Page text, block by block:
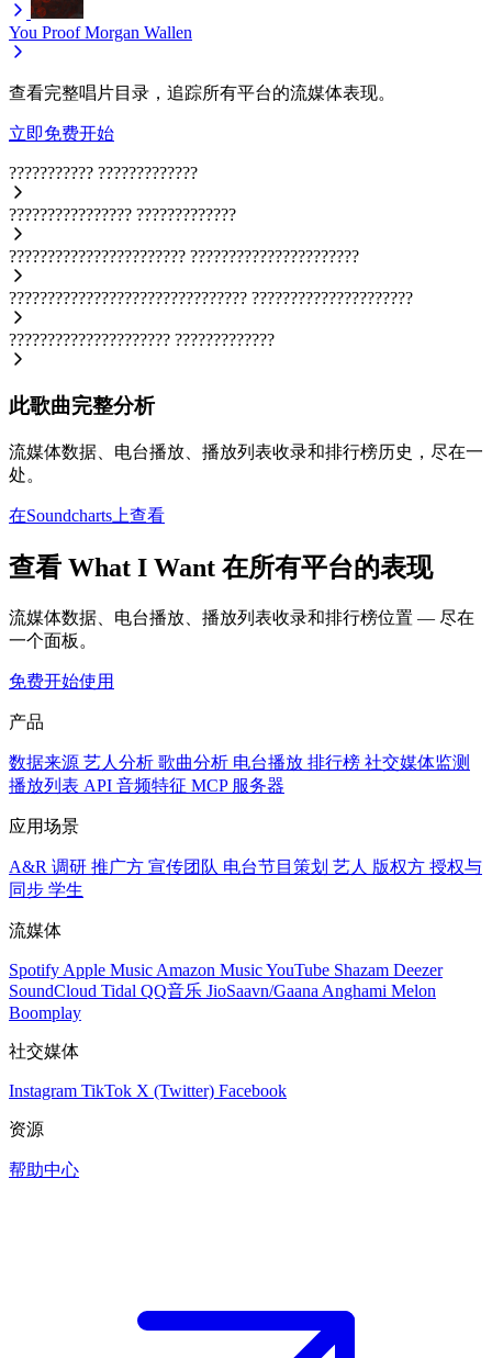
You Proof Morgan Wallen
查看完整唱片目录，追踪所有平台的流媒体表现。
立即免费开始
??????????? ?????????????
???????????????? ?????????????
??????????????????????? ??????????????????????
??????????????????????????????? ?????????????????????
????????????????????? ?????????????
此歌曲完整分析
流媒体数据、电台播放、播放列表收录和排行榜历史，尽在一
处。
在Soundcharts上查看
查看 What I Want 在所有平台的表现
流媒体数据、电台播放、播放列表收录和排行榜位置 — 尽在
一个面板。
免费开始使用
产品
数据来源 艺人分析 歌曲分析 电台播放 排行榜 社交媒体监测
播放列表 API 音频特征 MCP 服务器
应用场景
A&R 调研 推广方 宣传团队 电台节目策划 艺人 版权方 授权与
同步 学生
流媒体
Spotify Apple Music Amazon MusicYouTube Shazam Deezer
SoundCloud Tidal QQ音乐 JioSaavn/Gaana Anghami Melon
Boomplay
社交媒体
Instagram TikTok X (Twitter) Facebook
资源
帮助中心